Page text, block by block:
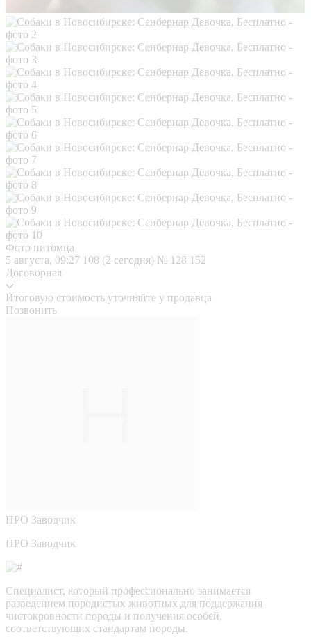
Фото питомца
5 августа, 09:27 108 (2 сегодня) № 128 152
Договорная
Итоговую стоимость уточняйте у продавца
Позвонить
ПРО Заводчик
ПРО Заводчик
Специалист, который профессионально занимается
разведением породистых животных для поддержания
чистокровности породы и получения особей,
соответствующих стандартам породы.